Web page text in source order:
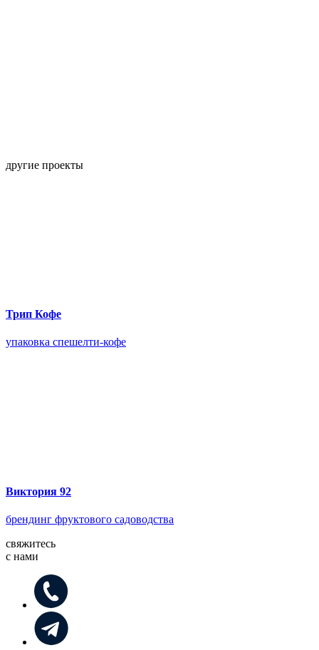
другие проекты
Трип Кофе
упаковка спешелти-кофе
Виктория 92
брендинг фруктового садоводства
свяжитесь
с нами